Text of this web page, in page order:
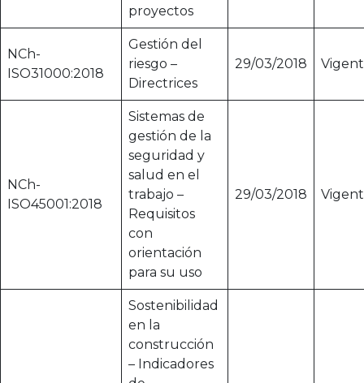
proyectos
NCh-
ISO31000:2018
Gestión del
riesgo –
Directrices
29/03/2018
NCh-
ISO45001:2018
Sistemas de
gestión de la
seguridad y
salud en el
trabajo –
Requisitos
con
orientación
para su uso
29/03/2018
Sostenibilidad
en la
construcción
– Indicadores